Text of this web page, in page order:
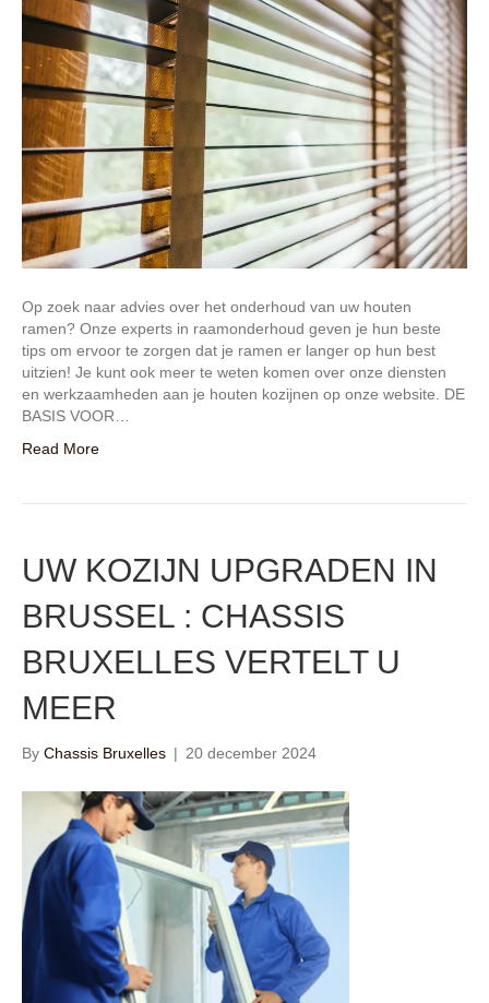
Op zoek naar advies over het onderhoud van uw houten
ramen? Onze experts in raamonderhoud geven je hun beste
tips om ervoor te zorgen dat je ramen er langer op hun best
uitzien! Je kunt ook meer te weten komen over onze diensten
en werkzaamheden aan je houten kozijnen op onze website. DE
BASIS VOOR…
Read More
UW KOZIJN UPGRADEN IN
BRUSSEL : CHASSIS
BRUXELLES VERTELT U
MEER
By Chassis Bruxelles | 20 december 2024